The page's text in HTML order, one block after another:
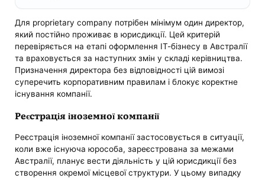
Для proprietary company потрібен мінімум один директор,
який постійно проживає в юрисдикції. Цей критерій
перевіряється на етапі оформлення ІТ-бізнесу в Австралії
та враховується за наступних змін у складі керівництва.
Призначення директора без відповідності цій вимозі
суперечить корпоративним правилам і блокує коректне
існування компанії.
Реєстрація іноземної компанії
Реєстрація іноземної компанії застосовується в ситуації,
коли вже існуюча юрособа, зареєстрована за межами
Австралії, планує вести діяльність у цій юрисдикції без
створення окремої місцевої структури. У цьому випадку